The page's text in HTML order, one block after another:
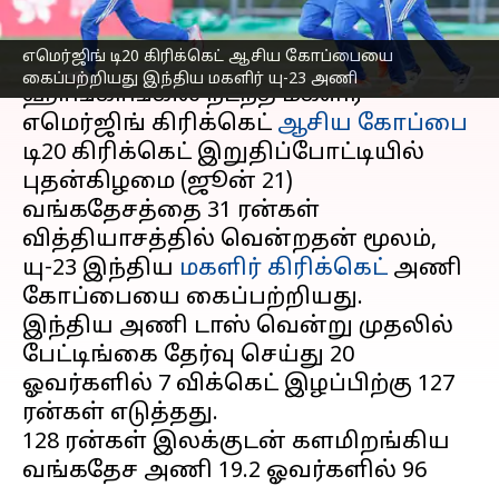
எமெர்ஜிங் டி20 கிரிக்கெட் ஆசிய கோப்பையை
கைப்பற்றியது இந்திய மகளிர் யு-23 அணி
செய்தி முன்னோட்டம்
ஹாங்காங்கில் நடந்த மகளிர்
எமெர்ஜிங் கிரிக்கெட் ஆசிய கோப்பை
டி20 கிரிக்கெட் இறுதிப்போட்டியில்
புதன்கிழமை (ஜூன் 21)
வங்கதேசத்தை 31 ரன்கள்
வித்தியாசத்தில் வென்றதன் மூலம்,
யு-23 இந்திய மகளிர் கிரிக்கெட் அணி
கோப்பையை கைப்பற்றியது.
இந்திய அணி டாஸ் வென்று முதலில்
பேட்டிங்கை தேர்வு செய்து 20
ஓவர்களில் 7 விக்கெட் இழப்பிற்கு 127
ரன்கள் எடுத்தது.
128 ரன்கள் இலக்குடன் களமிறங்கிய
வங்கதேச அணி 19.2 ஓவர்களில் 96